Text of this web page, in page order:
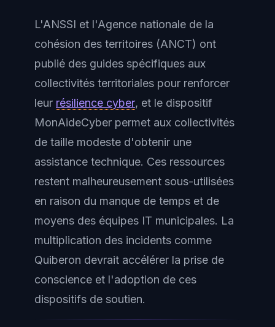
L'ANSSI et l'Agence nationale de la
cohésion des territoires (ANCT) ont
publié des guides spécifiques aux
collectivités territoriales pour renforcer
leur résilience cyber, et le dispositif
MonAideCyber permet aux collectivités
de taille modeste d'obtenir une
assistance technique. Ces ressources
restent malheureusement sous-utilisées
en raison du manque de temps et de
moyens des équipes IT municipales. La
multiplication des incidents comme
Quiberon devrait accélérer la prise de
conscience et l'adoption de ces
dispositifs de soutien.